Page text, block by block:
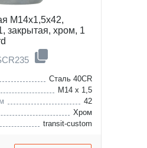
M14x1,5x42,
закрытая, хром, 1
Сталь 40CR
M14 x 1,5
42
Хром
transit-custom